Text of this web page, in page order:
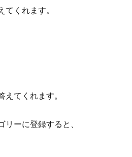
てくれます。
てくれます。
ーに登録すると、